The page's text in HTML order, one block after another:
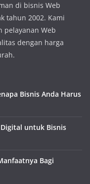
di bisnis Web
tahun 2002. Kami
pelayanan Web
dengan harga
Bisnis Anda Harus
Digital untuk Bisnis
Bagi